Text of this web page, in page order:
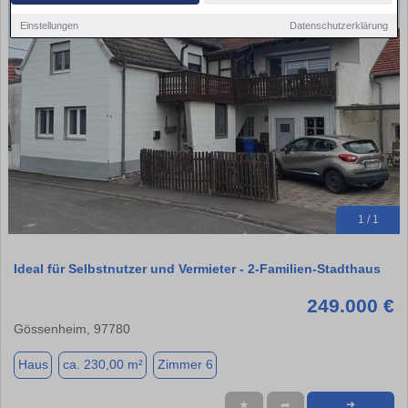
Einstellungen Datenschutzerklärung
1 / 1
Ideal für Selbstnutzer und Vermieter - 2-Familien-Stadthaus
249.000 €
Gössenheim, 97780
Haus ca. 230,00 m² Zimmer 6
★ ➦ ➜